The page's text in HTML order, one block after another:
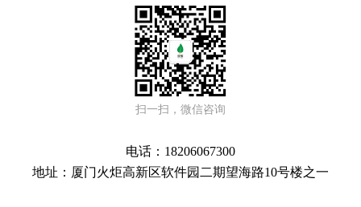
扫一扫，微信咨询
电话：18206067300
地址：厦门火炬高新区软件园二期望海路10号楼之一